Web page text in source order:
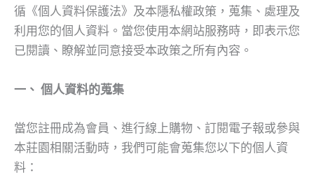
循《個人資料保護法》及本隱私權政策，蒐集、處理及
利用您的個人資料。當您使用本網站服務時，即表示您
已閱讀、瞭解並同意接受本政策之所有內容。
一、 個人資料的蒐集
當您註冊成為會員、進行線上購物、訂閱電子報或參與
本莊園相關活動時，我們可能會蒐集您以下的個人資
料：